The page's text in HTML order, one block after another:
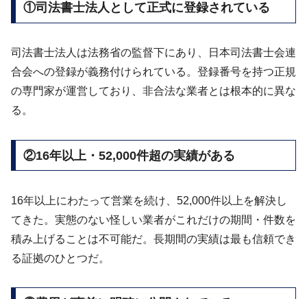
①司法書士法人として正式に登録されている
司法書士法人は法務省の監督下にあり、日本司法書士会連
合会への登録が義務付けられている。登録番号を持つ正規
の専門家が運営しており、非合法な業者とは根本的に異な
る。
②16年以上・52,000件超の実績がある
16年以上にわたって営業を続け、52,000件以上を解決し
てきた。実態のない怪しい業者がこれだけの期間・件数を
積み上げることは不可能だ。長期間の実績は最も信頼でき
る証拠のひとつだ。